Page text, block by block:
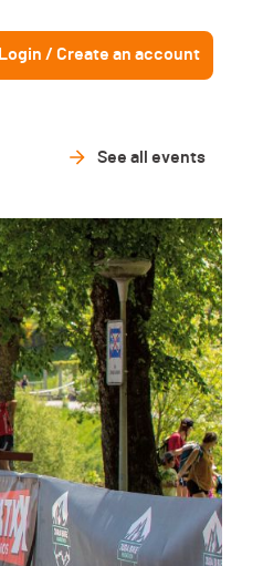
Login / Create an account
See all events